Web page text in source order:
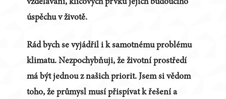
vzdělávání, klíčových prvků jejich budoucího
úspěchu v životě.
Rád bych se vyjádřil i k samotnému problému
klimatu. Nezpochybňuji, že životní prostředí
má být jednou z našich priorit. Jsem si vědom
toho, že průmysl musí přispívat k řešení a